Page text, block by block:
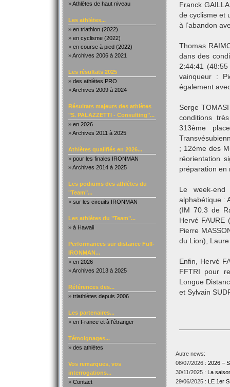
»Athlètes de haut niveau
Les athlètes...
» en triathlon (2022)
» en cyclisme (2022)
» en course à pied (2022)
»Archives 2006 à 2021
Les résultats 2025
» des athlètes PRO
»Archives 2009 à 2024
Résultats majeurs des athlètes
"S. PALAZZETTI - Consulting"...
» en 2026
»Archives 2011 à 2025
Athlètes qualifiés en 2026...
» pour les finales IRONMAN
»Archives 2014 à 2025
Les podiums des athlètes du
"Team"...
» sur les circuits IRONMAN
Les athlètes du "Team"...
» à Hawaii
Performances sur distance Full-
IRONMAN...
» en 2026
»Archives 2013 à 2025
Références des...
» triathlètes depuis 2006
Les partenaires...
» en France et à l'étranger
Témoignages...
» des athlètes
Vos remarques, vos
interrogations...
» Contact
Franck
de cyclisme et
à l’abandon
Thomas
dans des
2:44:41
vainqueur :
également
Serge
conditions
313ème
; 12ème des
réorientation
préparation en
Le week-
alphabétique :
(IM 70.3 de
Hervé FAURE
Pierre
du Lion),
Enfin, Hervé
FFTRI pour
Longue
et Sylvain
Autre news:
08/07/2026 : 2026 –
30/11/2025 : La
29/06/2025 : LE 1er